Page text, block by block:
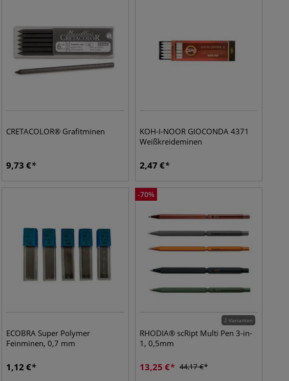
CRETACOLOR® Grafitminen
9,73 €
KOH-I-NOOR GIOCONDA 4371
Weißkreideminen
2,47 €
ECOBRA Super Polymer
Feinminen, 0,7 mm
1,12 €
-70%
2 Varianten
RHODIA® scRipt Multi Pen 3-in-
1, 0,5mm
13,25 € 44,17€